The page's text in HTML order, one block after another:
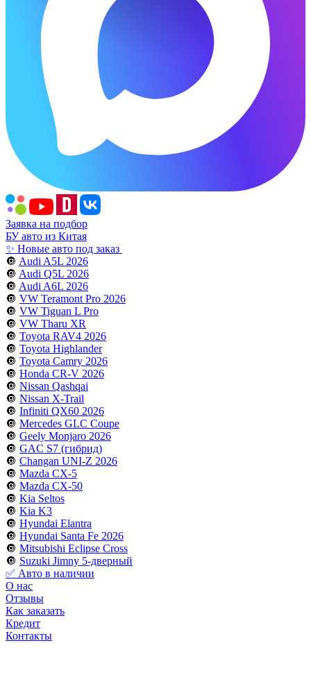
Заявка на подбор
БУ авто из Китая
✨ Новые авто под заказ
🔘 Audi A5L 2026
🔘 Audi Q5L 2026
🔘 Audi A6L 2026
🔘 VW Teramont Pro 2026
🔘 VW Tiguan L Pro
🔘 VW Tharu XR
🔘 Toyota RAV4 2026
🔘 Toyota Highlander
🔘 Toyota Camry 2026
🔘 Honda CR-V 2026
🔘 Nissan Qashqai
🔘 Nissan X-Trail
🔘 Infiniti QX60 2026
🔘 Mercedes GLC Coupe
🔘 Geely Monjaro 2026
🔘 GAC S7 (гибрид)
🔘 Changan UNI-Z 2026
🔘 Mazda CX-5
🔘 Mazda CX-50
🔘 Kia Seltos
🔘 Kia K3
🔘 Hyundai Elantra
🔘 Hyundai Santa Fe 2026
🔘 Mitsubishi Eclipse Cross
🔘 Suzuki Jimny 5-дверный
✅ Авто в наличии
О нас
Отзывы
Как заказать
Кредит
Контакты